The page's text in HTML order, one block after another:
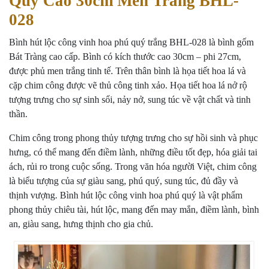
028
Bình hút lộc công vinh hoa phú quý trắng BHL-028 là bình gốm
Bát Tràng cao cấp. Bình có kích thước cao 30cm – phi 27cm,
được phủ men trắng tinh tế. Trên thân bình là họa tiết hoa lá và
cặp chim công được vẽ thủ công tinh xảo. Họa tiết hoa lá nở rộ
tượng trưng cho sự sinh sổi, nảy nở, sung túc về vật chất và tinh
thần.
Chim công trong phong thủy tượng trưng cho sự hồi sinh và phục
hưng, có thể mang đến điềm lành, những điều tốt đẹp, hóa giải tai
ách, rủi ro trong cuộc sống. Trong văn hóa người Việt, chim công
là biểu tượng của sự giàu sang, phú quý, sung túc, đủ đầy và
thịnh vượng. Bình hút lộc công vinh hoa phú quý là vật phẩm
phong thủy chiêu tài, hút lộc, mang đến may mắn, điềm lành, bình
an, giàu sang, hưng thịnh cho gia chủ.